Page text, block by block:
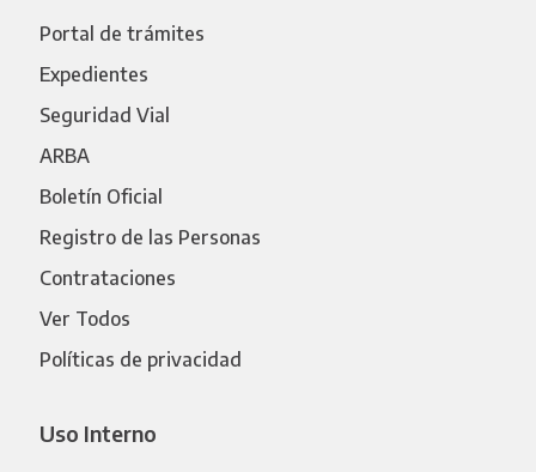
Portal de trámites
Expedientes
Seguridad Vial
ARBA
Boletín Oficial
Registro de las Personas
Contrataciones
Ver Todos
Políticas de privacidad
Uso Interno